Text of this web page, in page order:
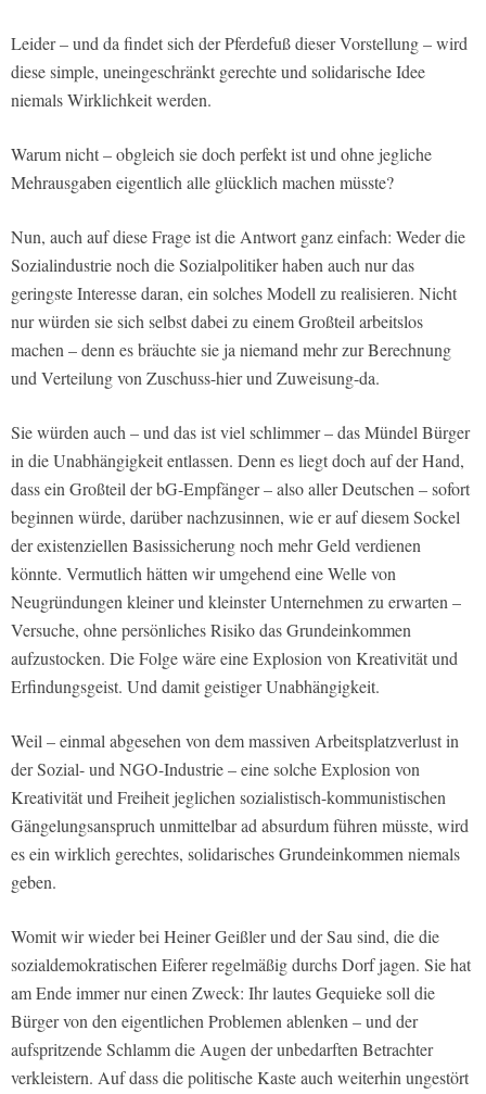
Leider – und da findet sich der Pferdefuß dieser Vorstellung – wird
diese simple, uneingeschränkt gerechte und solidarische Idee
niemals Wirklichkeit werden.
Warum nicht – obgleich sie doch perfekt ist und ohne jegliche
Mehrausgaben eigentlich alle glücklich machen müsste?
Nun, auch auf diese Frage ist die Antwort ganz einfach: Weder die
Sozialindustrie noch die Sozialpolitiker haben auch nur das
geringste Interesse daran, ein solches Modell zu realisieren. Nicht
nur würden sie sich selbst dabei zu einem Großteil arbeitslos
machen – denn es bräuchte sie ja niemand mehr zur Berechnung
und Verteilung von Zuschuss-hier und Zuweisung-da.
Sie würden auch – und das ist viel schlimmer – das Mündel Bürger
in die Unabhängigkeit entlassen. Denn es liegt doch auf der Hand,
dass ein Großteil der bG-Empfänger – also aller Deutschen – sofort
beginnen würde, darüber nachzusinnen, wie er auf diesem Sockel
der existenziellen Basissicherung noch mehr Geld verdienen
könnte. Vermutlich hätten wir umgehend eine Welle von
Neugründungen kleiner und kleinster Unternehmen zu erwarten –
Versuche, ohne persönliches Risiko das Grundeinkommen
aufzustocken. Die Folge wäre eine Explosion von Kreativität und
Erfindungsgeist. Und damit geistiger Unabhängigkeit.
Weil – einmal abgesehen von dem massiven Arbeitsplatzverlust in
der Sozial- und NGO-Industrie – eine solche Explosion von
Kreativität und Freiheit jeglichen sozialistisch-kommunistischen
Gängelungsanspruch unmittelbar ad absurdum führen müsste, wird
es ein wirklich gerechtes, solidarisches Grundeinkommen niemals
geben.
Womit wir wieder bei Heiner Geißler und der Sau sind, die die
sozialdemokratischen Eiferer regelmäßig durchs Dorf jagen. Sie hat
am Ende immer nur einen Zweck: Ihr lautes Gequieke soll die
Bürger von den eigentlichen Problemen ablenken – und der
aufspritzende Schlamm die Augen der unbedarften Betrachter
verkleistern. Auf dass die politische Kaste auch weiterhin ungestört